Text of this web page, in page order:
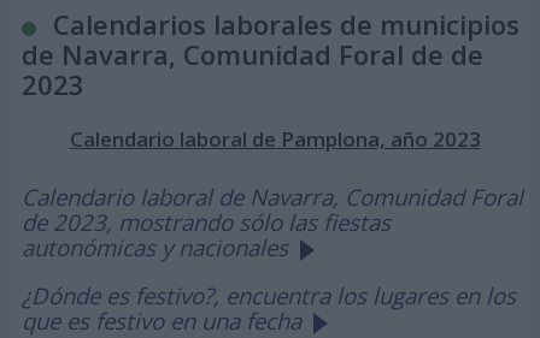
Calendarios laborales de municipios
de Navarra, Comunidad Foral de de
2023
Calendario laboral de Pamplona, año 2023
Calendario laboral de Navarra, Comunidad Foral
de 2023, mostrando sólo las fiestas
autonómicas y nacionales
¿Dónde es festivo?, encuentra los lugares en los
que es festivo en una fecha